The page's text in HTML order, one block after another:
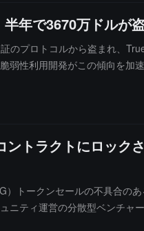
年で3670万ドルが
プロトコルから盗まれ、
性利用開発がこの傾向を
ードを検証し、実際に展開
トラクトにロック
トークンセールの不具合の
ティ運営の分散型ベンチ